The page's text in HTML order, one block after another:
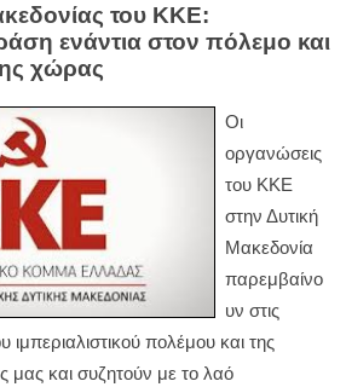
του ΚΚΕ:
ενάντια στον πόλεμο και
χώρας
Οι
οργανώσεις
του ΚΚΕ
στην Δυτική
Μακεδονία
παρεμβαίνο
υν στις
ιμπεριαλιστικού πολέμου και της
μας και συζητούν με το λαό